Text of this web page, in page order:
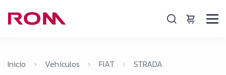
Inicio Vehículos FIAT STRADA